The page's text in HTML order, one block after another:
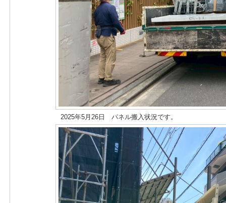
2025年5月26日 パネル搬入状況です。